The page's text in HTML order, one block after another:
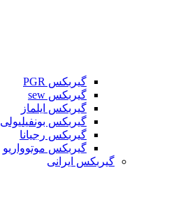
گیربکس PGR
گیربکس sew
گیربکس ایلماز
گیربکس بونفیلیولی
گیربکس رجیانا
گیربکس موتوواریو
گیربکس ایرانی